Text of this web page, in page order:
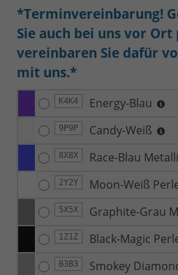
*Terminvereinbarung!
Sie auch bei uns vor
vereinbaren Sie dafür
mit uns.*
K4K4 Energy-Blau
9P9P Candy-Weiß
8X8X Race-Blau
2Y2Y Moon-Weiß
5X5X Graphite-Grau
1Z1Z Black-Magic
B3B3
Smokey